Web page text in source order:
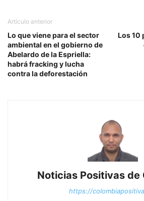
Artículo anterior
Lo que viene para el sector
ambiental en el gobierno de
Abelardo de la Espriella:
habrá fracking y lucha
contra la deforestación
Los 10
Noticias Positivas de
https://